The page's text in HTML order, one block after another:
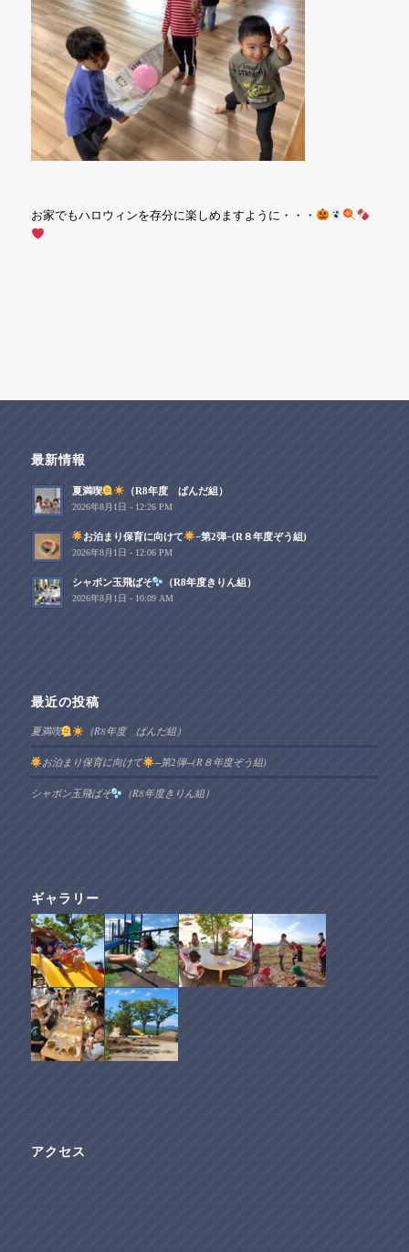
お家でもハロウィンを存分に楽しめますように・・・
最新情報
夏満喫 （R8年度 ぱんだ組）
2026年8月1日 - 12:26 PM
お泊まり保育に向けて −第2弾−(R８年度ぞう組)
2026年8月1日 - 12:06 PM
シャボン玉飛ばそ （R8年度きりん組）
2026年8月1日 - 10:09 AM
最近の投稿
夏満喫 （R8年度 ぱんだ組）
お泊まり保育に向けて −第2弾−(R８年度ぞう組)
シャボン玉飛ばそ （R8年度きりん組）
ギャラリー
アクセス